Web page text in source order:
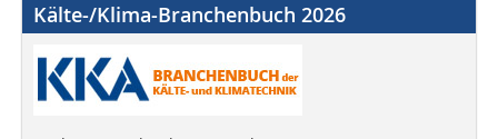
Kälte-/Klima-Branchenbuch 2026